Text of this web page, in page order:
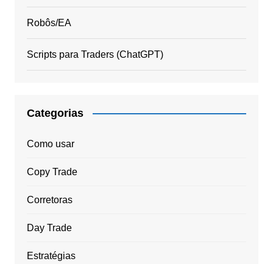
Robôs/EA
Scripts para Traders (ChatGPT)
Categorias
Como usar
Copy Trade
Corretoras
Day Trade
Estratégias